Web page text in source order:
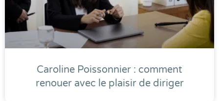
Caroline Poissonnier : comment
renouer avec le plaisir de diriger